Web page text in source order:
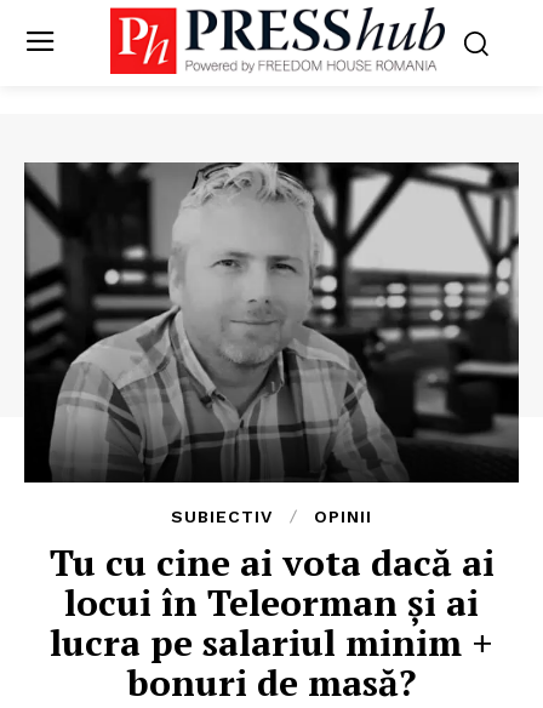
SUBIECTIV OPINII
Tu cu cine ai vota dacă ai
locui în Teleorman și ai
lucra pe salariul minim +
bonuri de masă?